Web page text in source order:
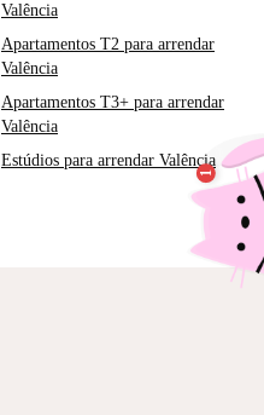
Valência
Apartamentos T2 para arrendar
Valência
Apartamentos T3+ para arrendar
Valência
Estúdios para arrendar Valência